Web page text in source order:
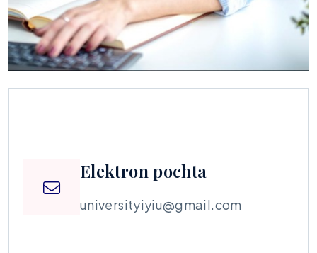
Elektron pochta
universityiyiu@gmail.com